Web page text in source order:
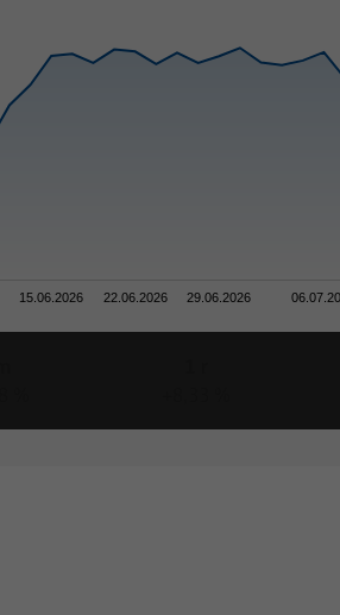
15.06.2026 22.06.2026 29.06.2026